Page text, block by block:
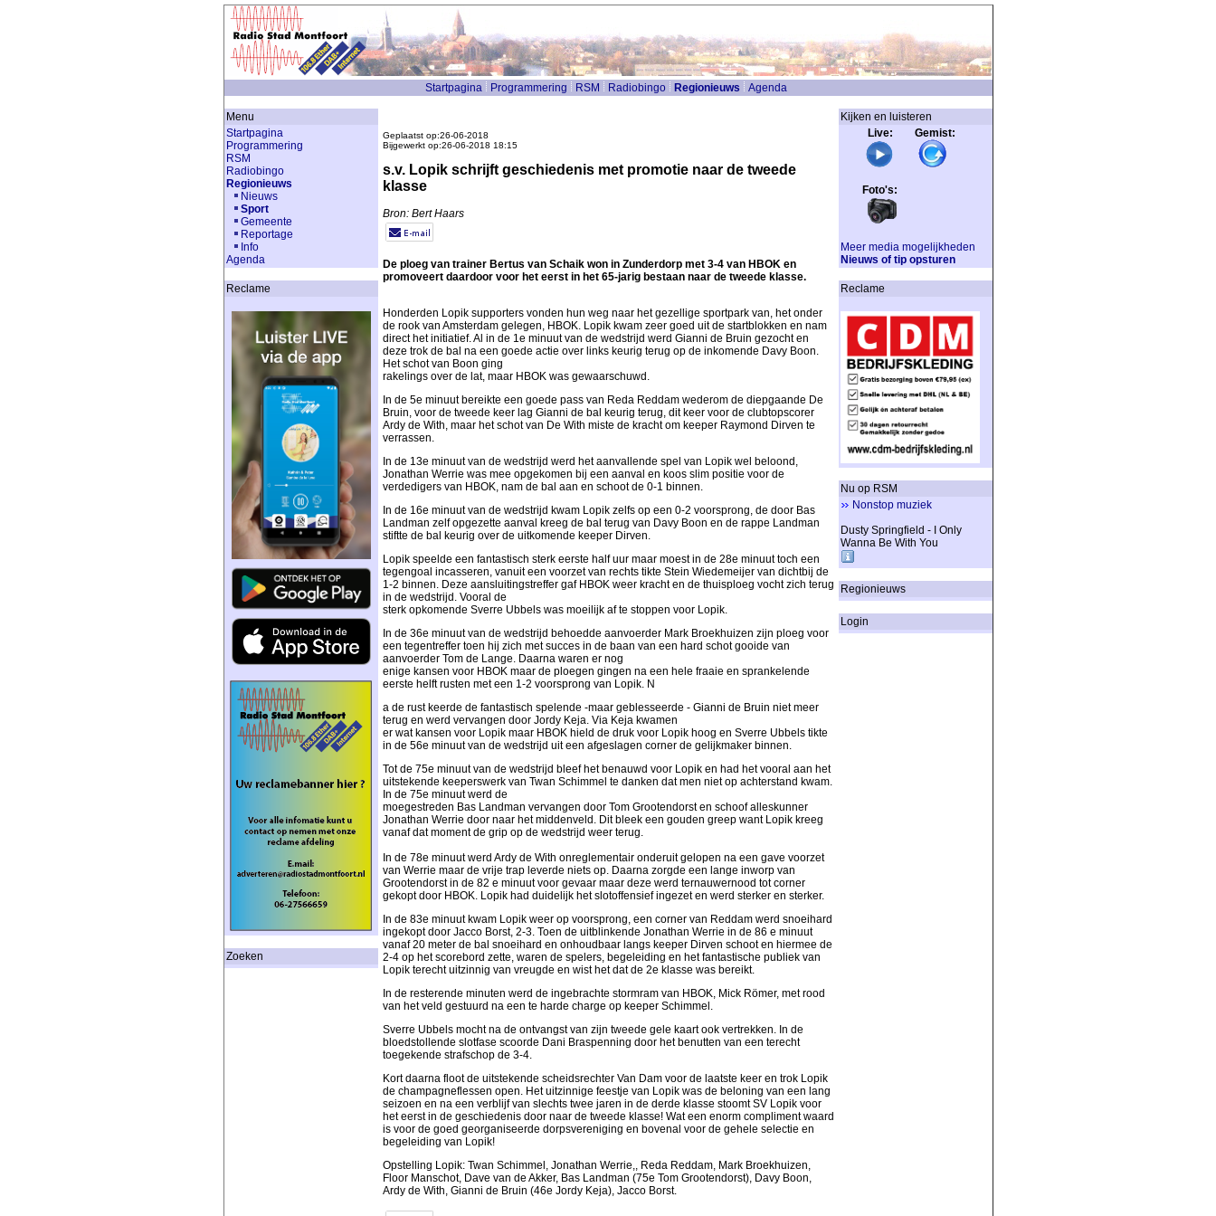
Startpagina Programmering RSM Radiobingo Regionieuws Agenda
Menu
Startpagina
Programmering
RSM
Radiobingo
Regionieuws
Nieuws
Sport
Gemeente
Reportage
Info
Agenda
Reclame
Zoeken
Geplaatst op:26-06-2018
Bijgewerkt op:26-06-2018 18:15
s.v. Lopik schrijft geschiedenis met promotie naar de tweede
klasse
Bron: Bert Haars
De ploeg van trainer Bertus van Schaik won in Zunderdorp met 3-4 van HBOK en
promoveert daardoor voor het eerst in het 65-jarig bestaan naar de tweede klasse.
Honderden Lopik supporters vonden hun weg naar het gezellige sportpark van, het onder
de rook van Amsterdam gelegen, HBOK. Lopik kwam zeer goed uit de startblokken en nam
direct het initiatief. Al in de 1e minuut van de wedstrijd werd Gianni de Bruin gezocht en
deze trok de bal na een goede actie over links keurig terug op de inkomende Davy Boon.
Het schot van Boon ging
rakelings over de lat, maar HBOK was gewaarschuwd.
In de 5e minuut bereikte een goede pass van Reda Reddam wederom de diepgaande De
Bruin, voor de tweede keer lag Gianni de bal keurig terug, dit keer voor de clubtopscorer
Ardy de With, maar het schot van De With miste de kracht om keeper Raymond Dirven te
verrassen.
In de 13e minuut van de wedstrijd werd het aanvallende spel van Lopik wel beloond,
Jonathan Werrie was mee opgekomen bij een aanval en koos slim positie voor de
verdedigers van HBOK, nam de bal aan en schoot de 0-1 binnen.
In de 16e minuut van de wedstrijd kwam Lopik zelfs op een 0-2 voorsprong, de door Bas
Landman zelf opgezette aanval kreeg de bal terug van Davy Boon en de rappe Landman
stiftte de bal keurig over de uitkomende keeper Dirven.
Lopik speelde een fantastisch sterk eerste half uur maar moest in de 28e minuut toch een
tegengoal incasseren, vanuit een voorzet van rechts tikte Stein Wiedemeijer van dichtbij de
1-2 binnen. Deze aansluitingstreffer gaf HBOK weer kracht en de thuisploeg vocht zich terug
in de wedstrijd. Vooral de
sterk opkomende Sverre Ubbels was moeilijk af te stoppen voor Lopik.
In de 36e minuut van de wedstrijd behoedde aanvoerder Mark Broekhuizen zijn ploeg voor
een tegentreffer toen hij zich met succes in de baan van een hard schot gooide van
aanvoerder Tom de Lange. Daarna waren er nog
enige kansen voor HBOK maar de ploegen gingen na een hele fraaie en sprankelende
eerste helft rusten met een 1-2 voorsprong van Lopik. N
a de rust keerde de fantastisch spelende -maar geblesseerde - Gianni de Bruin niet meer
terug en werd vervangen door Jordy Keja. Via Keja kwamen
er wat kansen voor Lopik maar HBOK hield de druk voor Lopik hoog en Sverre Ubbels tikte
in de 56e minuut van de wedstrijd uit een afgeslagen corner de gelijkmaker binnen.
Tot de 75e minuut van de wedstrijd bleef het benauwd voor Lopik en had het vooral aan het
uitstekende keeperswerk van Twan Schimmel te danken dat men niet op achterstand kwam.
In de 75e minuut werd de
moegestreden Bas Landman vervangen door Tom Grootendorst en schoof alleskunner
Jonathan Werrie door naar het middenveld. Dit bleek een gouden greep want Lopik kreeg
vanaf dat moment de grip op de wedstrijd weer terug.
In de 78e minuut werd Ardy de With onreglementair onderuit gelopen na een gave voorzet
van Werrie maar de vrije trap leverde niets op. Daarna zorgde een lange inworp van
Grootendorst in de 82 e minuut voor gevaar maar deze werd ternauwernood tot corner
gekopt door HBOK. Lopik had duidelijk het slotoffensief ingezet en werd sterker en sterker.
In de 83e minuut kwam Lopik weer op voorsprong, een corner van Reddam werd snoeihard
ingekopt door Jacco Borst, 2-3. Toen de uitblinkende Jonathan Werrie in de 86 e minuut
vanaf 20 meter de bal snoeihard en onhoudbaar langs keeper Dirven schoot en hiermee de
2-4 op het scorebord zette, waren de spelers, begeleiding en het fantastische publiek van
Lopik terecht uitzinnig van vreugde en wist het dat de 2e klasse was bereikt.
In de resterende minuten werd de ingebrachte stormram van HBOK, Mick Römer, met rood
van het veld gestuurd na een te harde charge op keeper Schimmel.
Sverre Ubbels mocht na de ontvangst van zijn tweede gele kaart ook vertrekken. In de
bloedstollende slotfase scoorde Dani Braspenning door het benutten van een terecht
toegekende strafschop de 3-4.
Kort daarna floot de uitstekende scheidsrechter Van Dam voor de laatste keer en trok Lopik
de champagneflessen open. Het uitzinnige feestje van Lopik was de beloning van een lang
seizoen en na een verblijf van slechts twee jaren in de derde klasse stoomt SV Lopik voor
het eerst in de geschiedenis door naar de tweede klasse! Wat een enorm compliment waard
is voor de goed georganiseerde dorpsvereniging en bovenal voor de gehele selectie en
begeleiding van Lopik!
Opstelling Lopik: Twan Schimmel, Jonathan Werrie,, Reda Reddam, Mark Broekhuizen,
Floor Manschot, Dave van de Akker, Bas Landman (75e Tom Grootendorst), Davy Boon,
Ardy de With, Gianni de Bruin (46e Jordy Keja), Jacco Borst.
Kijken en luisteren
Live: Gemist:
Foto's:
Meer media mogelijkheden
Nieuws of tip opsturen
Reclame
Nu op RSM
Nonstop muziek
Dusty Springfield - I Only
Wanna Be With You
Regionieuws
Login